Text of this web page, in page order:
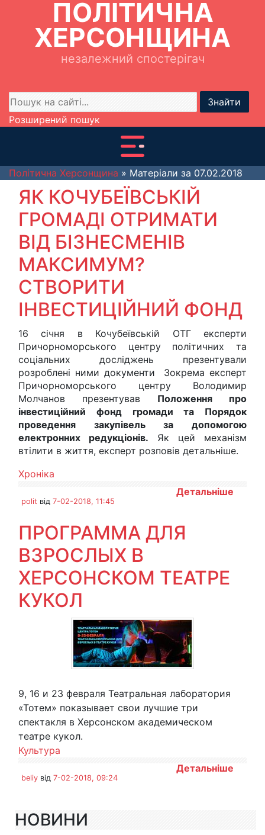
ПОЛІТИЧНА
ХЕРСОНЩИНА
незалежний спостерігач
Знайти
Розширений пошук
Політична Херсонщина » Матеріали за 07.02.2018
ЯК КОЧУБЕЇВСЬКІЙ
ГРОМАДІ ОТРИМАТИ
ВІД БІЗНЕСМЕНІВ
МАКСИМУМ?
СТВОРИТИ
ІНВЕСТИЦІЙНИЙ ФОНД
16 січня в Кочубеївській ОТГ експерти
Причорноморського центру політичних та
соціальних досліджень презентували
розроблені ними документи Зокрема експерт
Причорноморського центру Володимир
Молчанов презентував Положення про
інвестиційний фонд громади та Порядок
проведення закупівель за допомогою
електронних редукціонів. Як цей механізм
втілити в життя, експерт розповів детальніше.
Хроніка
Детальніше
polit від 7-02-2018, 11:45
ПРОГРАММА ДЛЯ
ВЗРОСЛЫХ В
ХЕРСОНСКОМ ТЕАТРЕ
КУКОЛ
9, 16 и 23 февраля Театральная лаборатория
«Тотем» показывает свои лучшие три
спектакля в Херсонском академическом
театре кукол.
Культура
Детальніше
beliy від 7-02-2018, 09:24
НОВИНИ